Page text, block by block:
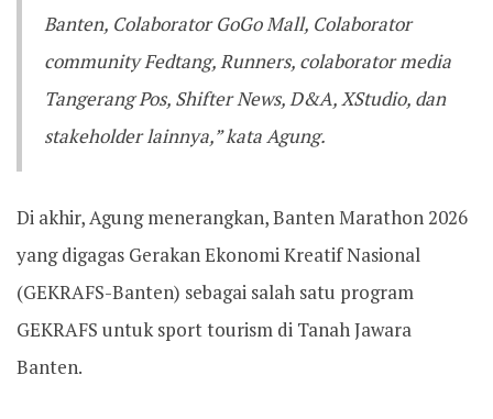
Banten, Colaborator GoGo Mall, Colaborator
community Fedtang, Runners, colaborator media
Tangerang Pos, Shifter News, D&A, XStudio, dan
stakeholder lainnya,” kata Agung.
‎‎Di akhir, Agung menerangkan, Banten Marathon 2026
yang digagas Gerakan Ekonomi Kreatif Nasional
(GEKRAFS-Banten) sebagai salah satu program
GEKRAFS untuk sport tourism di Tanah Jawara
Banten. ‎‎